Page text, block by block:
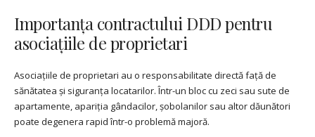
Importanța contractului DDD pentru
asociațiile de proprietari
Asociațiile de proprietari au o responsabilitate directă față de
sănătatea și siguranța locatarilor. Într-un bloc cu zeci sau sute de
apartamente, apariția gândacilor, șobolanilor sau altor dăunători
poate degenera rapid într-o problemă majoră.